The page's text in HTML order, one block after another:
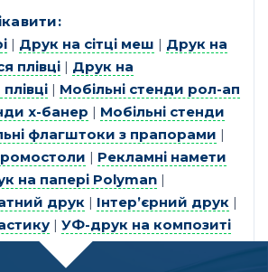
| Друк на сітці меш | Друк на
плівці | Друк на
| Мобільні стенди рол-ап
х-банер | Мобільні стенди
флагштоки з прапорами |
| Рекламні намети
на папері Polyman |
друк | Інтер’єрний друк |
| УФ-друк на композиті